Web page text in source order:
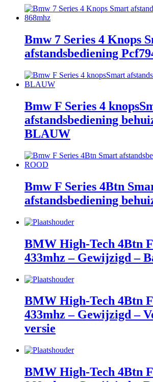
Bmw 7 Series 4 Knops
afstandsbediening
Bmw F Series 4
afstandsbediening
BLAUW
Bmw F Series 4Btn
afstandsbediening
BMW High-Tech 4Btn
433mhz – Gewijzigd –
BMW High-Tech 4Btn
433mhz – Gewijzigd –
versie
BMW High-Tech 4Btn